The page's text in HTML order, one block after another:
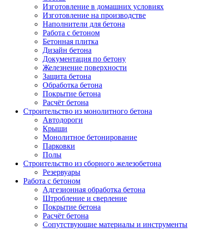
Изготовление в домашних условиях
Изготовление на производстве
Наполнители для бетона
Работа с бетоном
Бетонная плитка
Дизайн бетона
Документация по бетону
Железнение поверхности
Защита бетона
Обработка бетона
Покрытие бетона
Расчёт бетона
Строительство из монолитного бетона
Автодороги
Крыши
Монолитное бетонирование
Парковки
Полы
Строительство из сборного железобетона
Резервуары
Работа с бетоном
Адгезионная обработка бетона
Штробление и сверление
Покрытие бетона
Расчёт бетона
Сопутствующие материалы и инструменты